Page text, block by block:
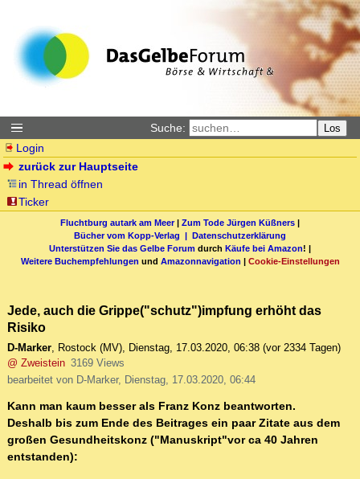
Suche: Los
Login
zurück zur Hauptseite
in Thread öffnen
Ticker
Fluchtburg autark am Meer| Zum Tode Jürgen Küßners |
Bücher vom Kopp-Verlag | Datenschutzerklärung
Unterstützen Sie das Gelbe Forum durch Käufe bei Amazon! |
Weitere Buchempfehlungen und Amazonnavigation | Cookie-Einstellungen
Jede, auch die Grippe("schutz")impfung erhöht das
Risiko
D-Marker, Rostock (MV), Dienstag, 17.03.2020, 06:38 (vor 2334 Tagen)
@ Zweistein 3169 Views
bearbeitet von D-Marker, Dienstag, 17.03.2020, 06:44
Kann man kaum besser als Franz Konz beantworten.
Deshalb bis zum Ende des Beitrages ein paar Zitate aus dem
großen Gesundheitskonz ("Manuskript"vor ca 40 Jahren
entstanden):